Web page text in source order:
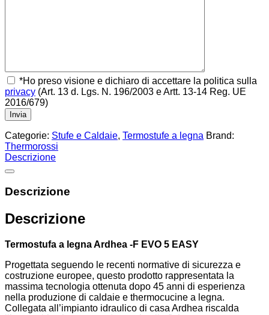
*Ho preso visione e dichiaro di accettare la politica sulla
privacy (Art. 13 d. Lgs. N. 196/2003 e Artt. 13-14 Reg. UE
2016/679)
Categorie: Stufe e Caldaie, Termostufe a legna Brand:
Thermorossi
Descrizione
Descrizione
Descrizione
Termostufa a legna Ardhea -F EVO 5 EASY
Progettata seguendo le recenti normative di sicurezza e
costruzione europee, questo prodotto rappresentata la
massima tecnologia ottenuta dopo 45 anni di esperienza
nella produzione di caldaie e thermocucine a legna.
Collegata all’impianto idraulico di casa Ardhea riscalda